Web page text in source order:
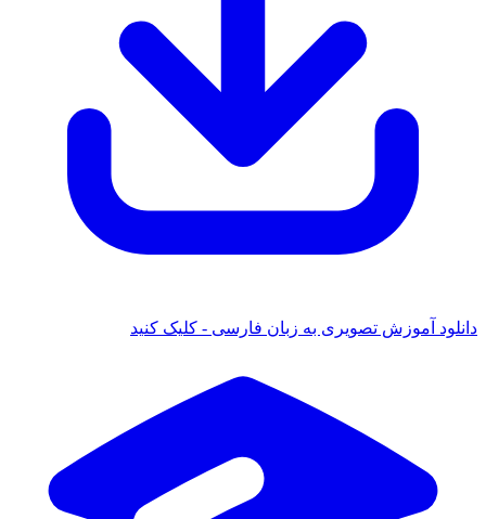
آموزش تصویری به زبان فارسی - کلیک کنید